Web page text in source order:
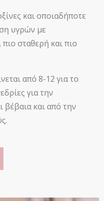
και οποιαδήποτε
υγρών με
σταθερή και πιο
από 8-12 για το
για την
βέβαια και από την